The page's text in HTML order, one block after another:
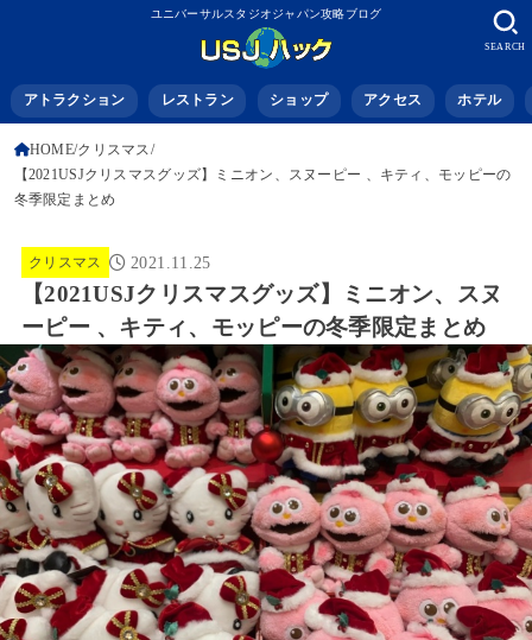
ユニバーサルスタジオジャパン攻略ブログ
アトラクション レストラン ショップ アクセス ホテル
SEARCH
HOME クリスマス
【2021USJクリスマスグッズ】ミニオン、スヌーピー 、キティ、モッピーの
冬季限定まとめ
クリスマス 2021.11.25
【2021USJクリスマスグッズ】ミニオン、スヌ
ーピー 、キティ、モッピーの冬季限定まとめ